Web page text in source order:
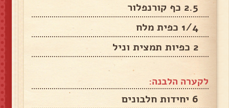
2.5 כף קורנפלור
1/4 כפית מלח
2 כפיות תמצית וניל
לקערה הלבנה:
6 יחידות חלבונים